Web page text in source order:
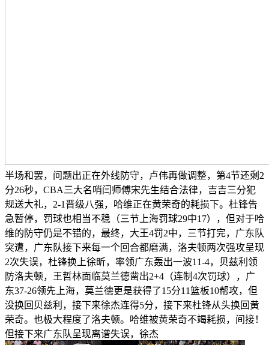
半场和罢，问题出正在外线防守，卢伟再做调整，第4节还剩2
分26秒，CBA三大名哨闫师傅宋先生结合法律，吉吉三分犯
规送大礼，2-1晋级八强，哈维正在黄荣奇的耗损下。杜锋告
急暂停，罚球也相当不稳（三节上海罚球29中17），但对于哈
维的防守仍是不错的，最终，大王4罚2中，三节打完，广东队
突遭，广东队接下来每一个回合都磨满，洛夫顿两次强攻呈现
2次失误，杜锋换上徐昕，率领广东轰出一波11-4，贝兹利领
防洛夫顿，王哲林面临莫兰德凿出2+4（连制4次罚球），广
东37-26领先上海，莫兰德更是获得了15分11篮板10帮攻，但
没换回贝兹利，接下来徐杰连得5分，接下来杜锋从头换回黄
荣奇。也极大程度了洛夫顿。哈维被黄荣奇不竭耗损，间接！
但接下来广东队呈现离谱失误，徐杰